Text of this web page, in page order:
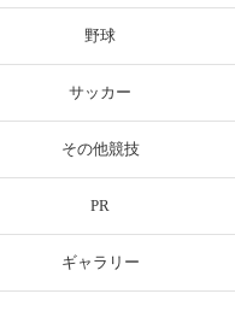
野球
サッカー
その他競技
PR
ギャラリー